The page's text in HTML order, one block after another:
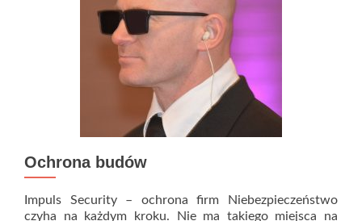
Ochrona budów
Impuls Security – ochrona firm Niebezpieczeństwo
czyha na każdym kroku. Nie ma takiego miejsca na